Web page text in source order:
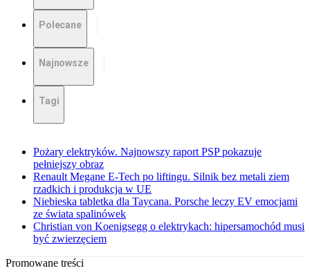
Polecane
Najnowsze
Tagi
Pożary elektryków. Najnowszy raport PSP pokazuje
pełniejszy obraz
Renault Megane E-Tech po liftingu. Silnik bez metali ziem
rzadkich i produkcja w UE
Niebieska tabletka dla Taycana. Porsche leczy EV emocjami
ze świata spalinówek
Christian von Koenigsegg o elektrykach: hipersamochód musi
być zwierzęciem
Promowane treści